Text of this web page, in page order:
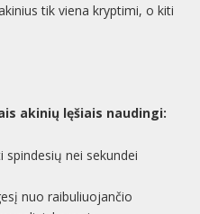
tik viena kryptimi, o kiti
akinių lęšiais naudingi:
nei sekundei
nuo raibuliuojančio